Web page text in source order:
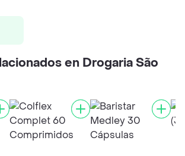
en Drogaria São